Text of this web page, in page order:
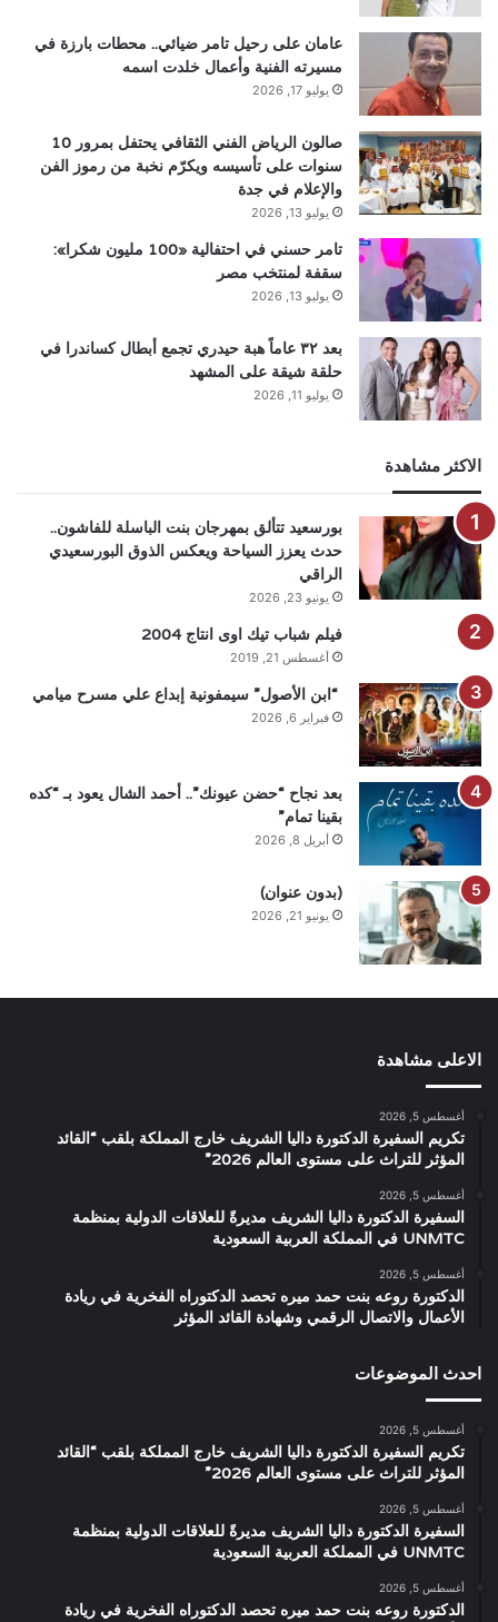
عامان على رحيل تامر ضيائي.. محطات بارزة في
مسيرته الفنية وأعمال خلدت اسمه
يوليو 17, 2026
صالون الرياض الفني الثقافي يحتفل بمرور 10
سنوات على تأسيسه ويكرّم نخبة من رموز الفن
والإعلام في جدة
يوليو 13, 2026
تامر حسني في احتفالية «100 مليون شكرا»:
سقفة لمنتخب مصر
يوليو 13, 2026
بعد ٣٢ عاماً هبة حيدري تجمع أبطال كساندرا في
حلقة شيقة على المشهد
يوليو 11, 2026
الاكثر مشاهدة
بورسعيد تتألق بمهرجان بنت الباسلة للفاشون..
حدث يعزز السياحة ويعكس الذوق البورسعيدي
الراقي
يونيو 23, 2026
فيلم شباب تيك اوى انتاج 2004
أغسطس 21, 2019
“ابن الأصول” سيمفونية إبداع علي مسرح ميامي
فبراير 6, 2026
بعد نجاح “حضن عيونك”.. أحمد الشال يعود بـ “كده
بقينا تمام”
أبريل 8, 2026
(بدون عنوان)
يونيو 21, 2026
الاعلى مشاهدة
أغسطس 5, 2026
تكريم السفيرة الدكتورة داليا الشريف خارج المملكة بلقب “القائد
المؤثر للتراث على مستوى العالم 2026”
أغسطس 5, 2026
السفيرة الدكتورة داليا الشريف مديرةً للعلاقات الدولية بمنظمة
UNMTC في المملكة العربية السعودية
أغسطس 5, 2026
الدكتورة روعه بنت حمد ميره تحصد الدكتوراه الفخرية في ريادة
الأعمال والاتصال الرقمي وشهادة القائد المؤثر
احدث الموضوعات
أغسطس 5, 2026
تكريم السفيرة الدكتورة داليا الشريف خارج المملكة بلقب “القائد
المؤثر للتراث على مستوى العالم 2026”
أغسطس 5, 2026
السفيرة الدكتورة داليا الشريف مديرةً للعلاقات الدولية بمنظمة
UNMTC في المملكة العربية السعودية
أغسطس 5, 2026
الدكتورة روعه بنت حمد ميره تحصد الدكتوراه الفخرية في ريادة